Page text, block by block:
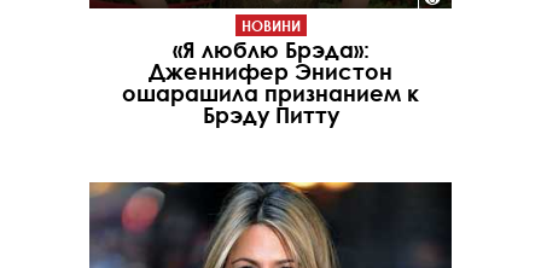
НОВИНИ
«Я люблю Брэда»:
Дженнифер Энистон
ошарашила признанием к
Брэду Питту